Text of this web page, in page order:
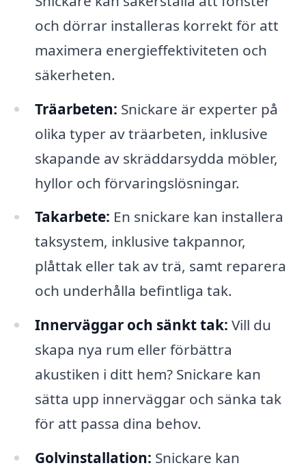
och dörrar installeras korrekt för att
maximera energieffektiviteten och
säkerheten.
Träarbeten: Snickare är experter på
olika typer av träarbeten, inklusive
skapande av skräddarsydda möbler,
hyllor och förvaringslösningar.
Takarbete: En snickare kan installera
taksystem, inklusive takpannor,
plåttak eller tak av trä, samt reparera
och underhålla befintliga tak.
Innerväggar och sänkt tak: Vill du
skapa nya rum eller förbättra
akustiken i ditt hem? Snickare kan
sätta upp innerväggar och sänka tak
för att passa dina behov.
Golvinstallation: Snickare kan